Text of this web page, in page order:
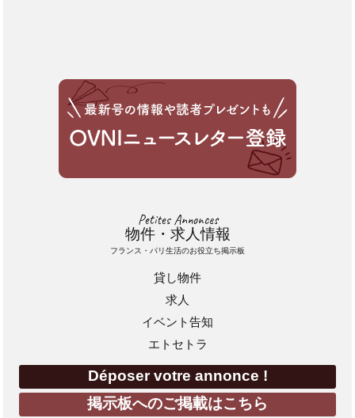
Petites Annonces
物件・求人情報
フランス・パリ生活のお役立ち掲示板
貸し物件
求人
イベント告知
エトセトラ
Déposer votre annonce !
掲示板へのご掲載はこちら